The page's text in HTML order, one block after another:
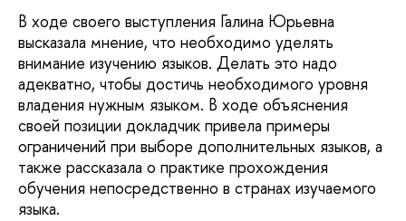
В ходе своего выступления Галина Юрьевна
высказала мнение, что необходимо уделять
внимание изучению языков. Делать это надо
адекватно, чтобы достичь необходимого уровня
владения нужным языком. В ходе объяснения
своей позиции докладчик привела примеры
ограничений при выборе дополнительных языков, а
также рассказала о практике прохождения
обучения непосредственно в странах изучаемого
языка.